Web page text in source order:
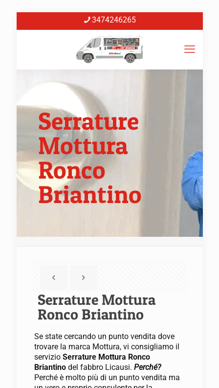
3474246265
Serrature
Mottura
Ronco
Briantino
Serrature Mottura
Ronco Briantino
Se state cercando un punto vendita dove
trovare la marca Mottura, vi consigliamo il
servizio Serrature Mottura Ronco
Briantino del fabbro Licausi. Perché?
Perché è molto più di un punto vendita ma